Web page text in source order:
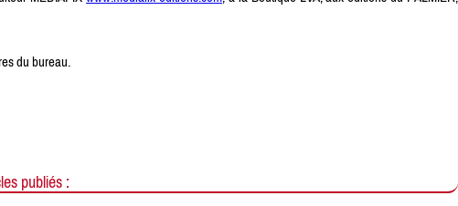
du bureau.
publiés :